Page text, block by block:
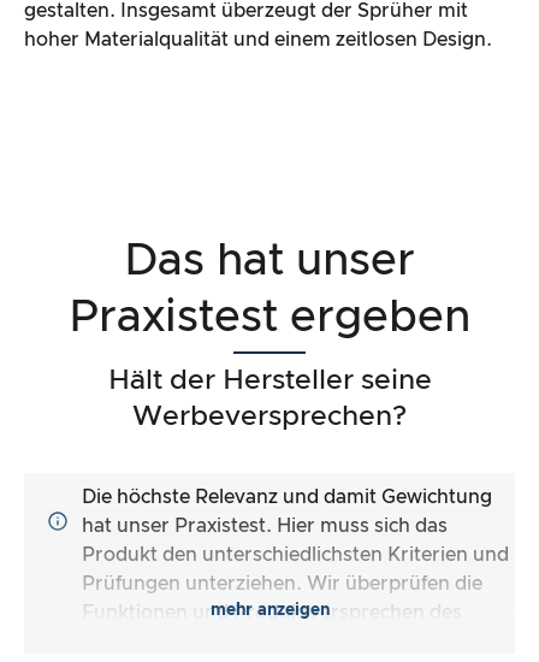
gestalten. Insgesamt überzeugt der Sprüher mit
hoher Materialqualität und einem zeitlosen Design.
Das hat unser
Praxistest ergeben
Hält der Hersteller seine
Werbeversprechen?
Die höchste Relevanz und damit Gewichtung
hat unser Praxistest. Hier muss sich das
Produkt den unterschiedlichsten Kriterien und
Prüfungen unterziehen. Wir überprüfen die
Funktionen und Produktversprechen des
mehr anzeigen